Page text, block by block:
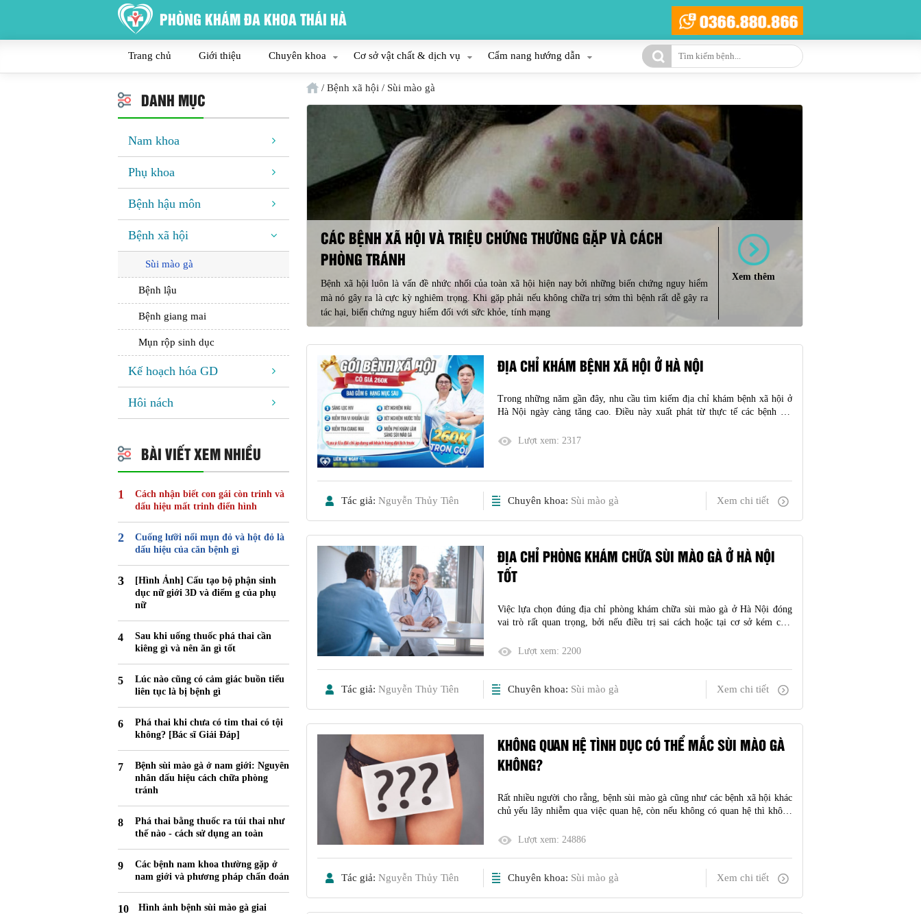
PHÒNG KHÁM ĐA KHOA THÁI HÀ
Trang chủ Giới thiệu Chuyên khoa Cơ sở vật chất & dịch vụ Cẩm nang hướng dẫn
/ Bệnh xã hội / Sùi mào gà
CÁC BỆNH XÃ HỘI VÀ TRIỆU CHỨNG THƯỜNG GẶP VÀ CÁCH
PHÒNG TRÁNH
Bệnh xã hội luôn là vấn đề nhức nhối của toàn xã hội hiện nay bởi những biến chứng nguy hiểm
mà nó gây ra là cực kỳ nghiêm trọng. Khi gặp phải nếu không chữa trị sớm thì bệnh rất dễ gây ra
tác hại, biến chứng nguy hiểm đối với sức khỏe, tính mạng
Xem thêm
ĐỊA CHỈ KHÁM BỆNH XÃ HỘI Ở HÀ NỘI
Trong những năm gần đây, nhu cầu tìm kiếm địa chỉ khám bệnh xã hội ở
Hà Nội ngày càng tăng cao. Điều này xuất phát từ thực tế các bệnh lây
hướng gia tăng và trẻ hóa. Tuy nhiên, không phả
Lượt xem: 2317
Tác giả: Nguyễn Thủy Tiên Chuyên khoa: Sùi mào gà Xem chi tiết
ĐỊA CHỈ PHÒNG KHÁM CHỮA SÙI MÀO GÀ Ở HÀ NỘI
TỐT
Việc lựa chọn đúng địa chỉ phòng khám chữa sùi mào gà ở Hà Nội đóng
vai trò rất quan trọng, bởi nếu điều trị sai cách hoặc tại cơ sở kém chất
Lượt xem: 2200
Tác giả: Nguyễn Thủy Tiên Chuyên khoa: Sùi mào gà Xem chi tiết
KHÔNG QUAN HỆ TÌNH DỤC CÓ THỂ MẮC SÙI MÀO GÀ
KHÔNG?
Rất nhiều người cho rằng, bệnh sùi mào gà cũng như các bệnh xã hội khác
chủ yếu lây nhiễm qua việc quan hệ, còn nếu không có quan hệ thì không
thường xuyên có lối sống không lành mạnh. Vậ
Lượt xem: 24886
Tác giả: Nguyễn Thủy Tiên Chuyên khoa: Sùi mào gà Xem chi tiết
DANH MỤC
Nam khoa
Phụ khoa
Bệnh hậu môn
Bệnh xã hội
Sùi mào gà
Bệnh lậu
Bệnh giang mai
Mụn rộp sinh dục
Kế hoạch hóa GD
Hôi nách
BÀI VIẾT XEM NHIỀU
Cách nhận biết con gái còn trinh và
dấu hiệu mất trinh điển hình
Cuống lưỡi nổi mụn đỏ và hột đỏ là
dấu hiệu của căn bệnh gì
[Hình Ảnh] Cấu tạo bộ phận sinh
dục nữ giới 3D và điểm g của phụ
nữ
Sau khi uống thuốc phá thai cần
kiêng gì và nên ăn gì tốt
Lúc nào cũng có cảm giác buồn tiểu
liên tục là bị bệnh gì
Phá thai khi chưa có tim thai có tội
không? [Bác sĩ Giải Đáp]
Bệnh sùi mào gà ở nam giới: Nguyên
nhân dấu hiệu cách chữa phòng
tránh
Phá thai bằng thuốc ra túi thai như
thế nào - cách sử dụng an toàn
Các bệnh nam khoa thường gặp ở
nam giới và phương pháp chẩn đoán
Hình ảnh bệnh sùi mào gà giai